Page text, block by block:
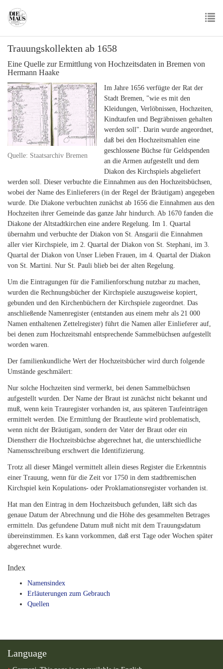
main
Trauungskollekten ab 1658
Eine Quelle zur Ermittlung von Hochzeitsdaten in Bremen von
Hermann Haake
Quelle: Staatsarchiv Bremen
Im Jahre 1656 verfügte der Rat der
Stadt Bremen, "wie es mit den
Kleidungen, Verlöbnissen, Hochzeiten,
Kindtaufen und Begräbnissen gehalten
werden soll". Darin wurde angeordnet,
daß bei den Hochzeitsmahlen eine
geschlossene Büchse für Geldspenden
an die Armen aufgestellt und dem
Diakon des Kirchspiels abgeliefert
werden soll. Dieser verbuchte die Einnahmen aus den Hochzeitsbüchsen,
wobei der Name des Einlieferers (in der Regel der Bräutigam) angegeben
wurde. Die Diakone verbuchten zunächst ab 1656 die Einnahmen aus den
Hochzeiten ihrer Gemeinde das ganze Jahr hindurch. Ab 1670 fanden die
Diakone der Altstadtkirchen eine andere Regelung. Im 1. Quartal
übernahm und verbuchte der Diakon von St. Ansgarii die Einnahmen
aller vier Kirchspiele, im 2. Quartal der Diakon von St. Stephani, im 3.
Quartal der Diakon von Unser Lieben Frauen, im 4. Quartal der Diakon
von St. Martini. Nur St. Pauli blieb bei der alten Regelung.
Um die Eintragungen für die Familienforschung nutzbar zu machen,
wurden die Rechnungsbücher der Kirchspiele auszugsweise kopiert,
gebunden und den Kirchenbüchern der Kirchspiele zugeordnet. Das
anschließende Namenregister (entstanden aus einem mehr als 21 000
Namen enthaltenen Zettelregister) führt die Namen aller Einlieferer auf,
bei denen zum Hochzeitsmahl entsprechende Sammelbüchsen aufgestellt
worden waren.
Der familienkundliche Wert der Hochzeitsbücher wird durch folgende
Umstände geschmälert:
Nur solche Hochzeiten sind vermerkt, bei denen Sammelbüchsen
aufgestellt wurden. Der Name der Braut ist zunächst nicht bekannt und
muß, wenn kein Trauregister vorhanden ist, aus späteren Taufeinträgen
ermittelt werden. Die Ermittlung der Brautleute wird problematisch,
wenn nicht der Bräutigam, sondern der Vater der Braut oder ein
Dienstherr die Hochzeitsbüchse abgerechnet hat, die unterschiedliche
Namensschreibung erschwert die Identifizierung.
Trotz all dieser Mängel vermittelt allein dieses Register die Erkenntnis
einer Trauung, wenn für die Zeit vor 1750 in dem stadtbremischen
Kirchspiel kein Kopulations- oder Proklamationsregister vorhanden ist.
Hat man den Eintrag in dem Hochzeitsbuch gefunden, läßt sich das
genaue Datum der Abrechnung und die Höhe des gesammelten Betrages
ermitteln. Das gefundene Datum muß nicht mit dem Trauungsdatum
übereinstimmen. Es kann vorkommen, daß erst Tage oder Wochen später
abgerechnet wurde.
Index
Namensindex
Erläuterungen zum Gebrauch
Quellen
Language